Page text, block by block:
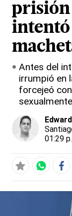
prisión
intentó
Antes del
irrumpió en
forcejeó
sexualmente
01:29